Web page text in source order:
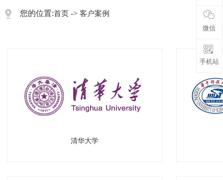
您的位置:首页 -> 客户案例
清华大学
微信
手机站